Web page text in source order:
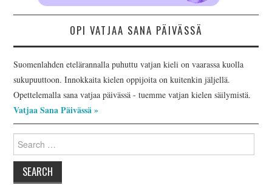
OPI VATJAA SANA PÄIVÄSSÄ
Suomenlahden etelärannalla puhuttu vatjan kieli on vaarassa kuolla
sukupuuttoon. Innokkaita kielen oppijoita on kuitenkin jäljellä.
Opettelemalla sana vatjaa päivässä - tuemme vatjan kielen säilymistä.
Vatjaa Sana Päivässä »
for: